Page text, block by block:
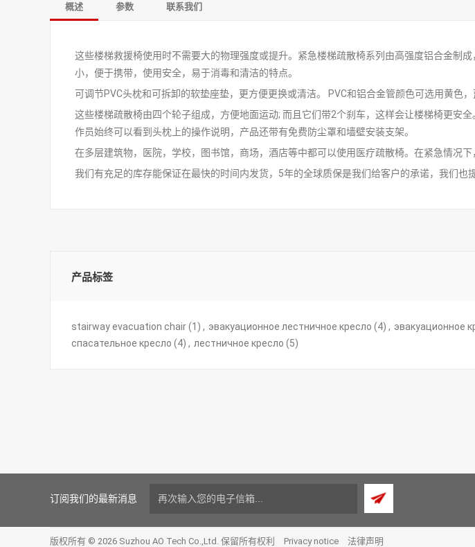
概述 参数 联系我们
这些楼梯救援椅使用时不需要大的物理强度或提升。紧急楼梯疏散椅系列由高强度铝合金制
小，便于携带，使用安全，易于消毒和清洁的特点。
可调节PVC头枕和可拆卸的软垫座垫，更方便更换或清洁。 PVC和铝合金管颜色可选用黄色
这些楼梯疏散椅由四个轮子组成，方便地面运动; 而且它们带2个刹车，这样会让楼梯椅更安
作员始终可以看到头枕上的操作说明，产品还带有免费防尘罩和墙壁安装支架。
在多层建筑物，医院，学校，图书馆，商场，酒店等中都可以使用医疗疏散椅。在紧急情况
我们有充足的库存能保证在最快的时间内发货，5年的全球质保是我们给客户的承诺，我们也
产品标签
stairway evacuation chair(1) , эвакуационное лестничное кресло (4) , эвакуационное
спасательное кресло (4) , лестничное кресло (5)
订阅我们的最新消息
版权所有 © 2026 Suzhou AO Tech Co.,Ltd. 保留所有权利 Privacy notice 法律声明